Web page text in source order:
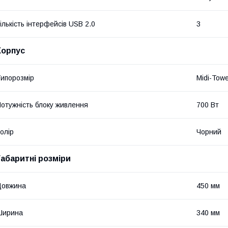
інтерфейсів USB 2.0 3
Midi-
блоку живлення 700 Вт
Чорний
розміри
450 мм
340 мм